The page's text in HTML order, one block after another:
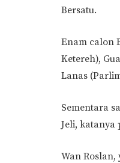
Bersatu.
Enam calon
Ketereh),
Lanas
Sementara
Jeli, katanya
Wan